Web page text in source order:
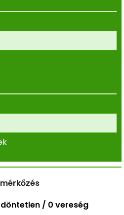
mérkőzés
/ 0 vereség